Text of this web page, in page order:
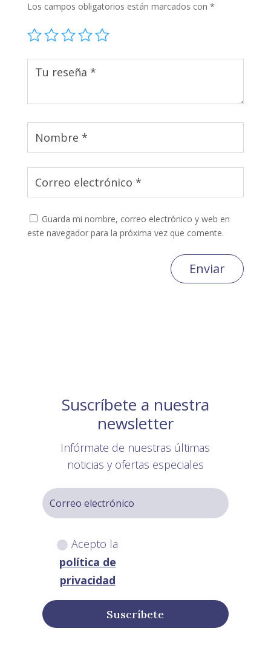
Los campos obligatorios están marcados con *
Guarda mi nombre, correo electrónico y web en
este navegador para la próxima vez que comente.
Enviar
Suscríbete a nuestra
newsletter
Infórmate de nuestras últimas
noticias y ofertas especiales
Acepto la
política de
privacidad
Suscríbete